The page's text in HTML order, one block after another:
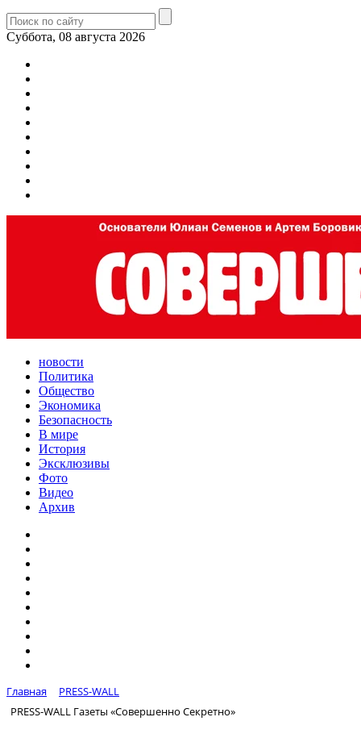
Суббота, 08 августа 2026
новости
Политика
Общество
Экономика
Безопасность
В мире
История
Эксклюзивы
Фото
Видео
Архив
Главная
PRESS-WALL
PRESS-WALL Газеты «Совершенно Секретно»